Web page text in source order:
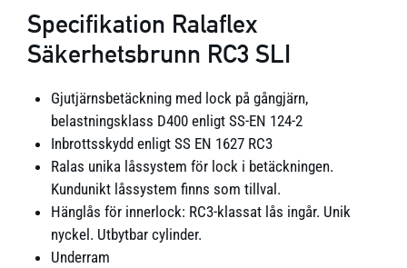
Specifikation Ralaflex
Säkerhetsbrunn RC3 SLI
Gjutjärnsbetäckning med lock på gångjärn,
belastningsklass D400 enligt SS-EN 124-2
Inbrottsskydd enligt SS EN 1627 RC3
Ralas unika låssystem för lock i betäckningen.
Kundunikt låssystem finns som tillval.
Hänglås för innerlock: RC3-klassat lås ingår. Unik
nyckel. Utbytbar cylinder.
Underram